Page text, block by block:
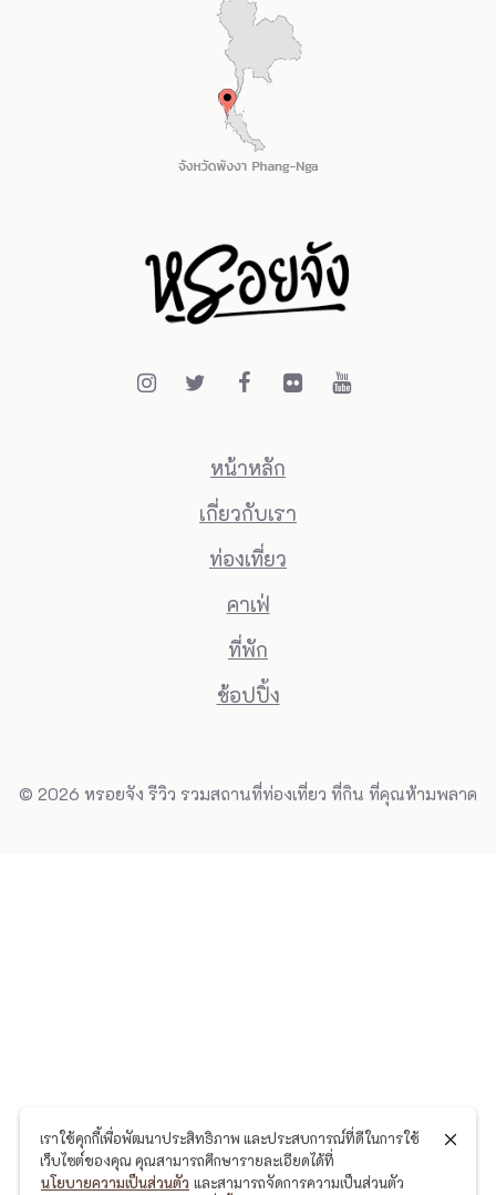
หน้าหลัก
เกี่ยวกับเรา
ท่องเที่ยว
คาเฟ่
ที่พัก
ช้อปปิ้ง
© 2026 หรอยจัง รีวิว รวมสถานที่ท่องเที่ยว ที่กิน ที่คุณห้ามพลาด
เราใช้คุกกี้เพื่อพัฒนาประสิทธิภาพ และประสบการณ์ที่ดีในการใช้
เว็บไซต์ของคุณ คุณสามารถศึกษารายละเอียดได้ที่
นโยบายความเป็นส่วนตัว และสามารถจัดการความเป็นส่วนตัว